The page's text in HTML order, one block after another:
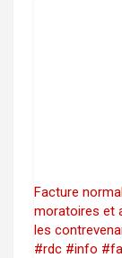
Facture
moratoires et
les
#rdc #info